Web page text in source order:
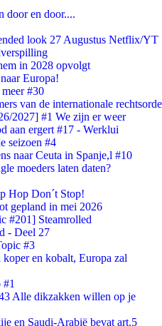
door en door....
look 27 Augustus Netflix/YT
in 2028 opvolgt
Europa!
#30
van de internationale rechtsorde
2027] #1 We zijn er weer
aan ergert #17 - Werklui
seizoen #4
naar Ceuta in Spanje,l #10
moeders laten daten?
Hop Don´t Stop!
gepland in mei 2026
#201] Steamrolled
- Deel 27
#3
en kobalt, Europa zal
Alle dikzakken willen op je
en Saudi-Arabië bevat art.5